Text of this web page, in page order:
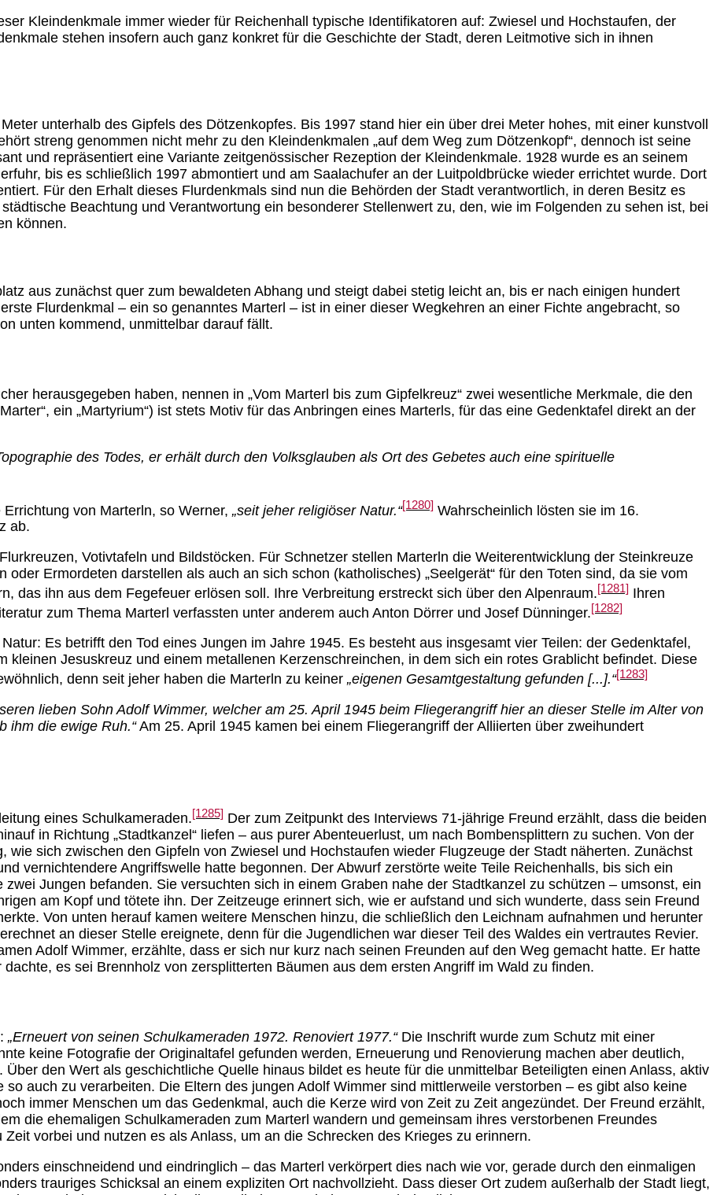
Kleindenkmale immer wieder für Reichenhall typische Identifikatoren auf: Zwiesel und Hochstaufen, der
stehen insofern auch ganz konkret für die Geschichte der Stadt, deren Leitmotive sich in ihnen
unterhalb des Gipfels des Dötzenkopfes. Bis 1997 stand hier ein über drei Meter hohes, mit einer kunstvoll
streng genommen nicht mehr zu den Kleindenkmalen „auf dem Weg zum Dötzenkopf“, dennoch ist seine
und repräsentiert eine Variante zeitgenössischer Rezeption der Kleindenkmale. 1928 wurde es an seinem
bis es schließlich 1997 abmontiert und am Saalachufer an der Luitpoldbrücke wieder errichtet wurde. Dort
Für den Erhalt dieses Flurdenkmals sind nun die Behörden der Stadt verantwortlich, in deren Besitz es
Beachtung und Verantwortung ein besonderer Stellenwert zu, den, wie im Folgenden zu sehen ist, bei
können.
aus zunächst quer zum bewaldeten Abhang und steigt dabei stetig leicht an, bis er nach einigen hundert
Flurdenkmal – ein so genanntes Marterl – ist in einer dieser Wegkehren an einer Fichte angebracht, so
unten kommend, unmittelbar darauf fällt.
herausgegeben haben, nennen in „Vom Marterl bis zum Gipfelkreuz“ zwei wesentliche Merkmale, die den
ein „Martyrium“) ist stets Motiv für das Anbringen eines Marterls, für das eine Gedenktafel direkt an der
des Todes, er erhält durch den Volksglauben als Ort des Gebetes auch eine spirituelle
von Marterln, so Werner, „seit jeher religiöser Natur.“[1280] Wahrscheinlich lösten sie im 16.
ab.
Votivtafeln und Bildstöcken. Für Schnetzer stellen Marterln die Weiterentwicklung der Steinkreuze
Ermordeten darstellen als auch an sich schon (katholisches) „Seelgerät“ für den Toten sind, da sie vom
das ihn aus dem Fegefeuer erlösen soll. Ihre Verbreitung erstreckt sich über den Alpenraum.[1281] Ihren
zum Thema Marterl verfassten unter anderem auch Anton Dörrer und Josef Dünninger.[1282]
Es betrifft den Tod eines Jungen im Jahre 1945. Es besteht aus insgesamt vier Teilen: der Gedenktafel,
kleinen Jesuskreuz und einem metallenen Kerzenschreinchen, in dem sich ein rotes Grablicht befindet. Diese
denn seit jeher haben die Marterln zu keiner „eigenen Gesamtgestaltung gefunden [...].“[1283]
lieben Sohn Adolf Wimmer, welcher am 25. April 1945 beim Fliegerangriff hier an dieser Stelle im Alter von
ihm die ewige Ruh.“Am 25. April 1945 kamen bei einem Fliegerangriff der Alliierten über zweihundert
eines Schulkameraden.[1285] Der zum Zeitpunkt des Interviews 71-jährige Freund erzählt, dass die beiden
in Richtung „Stadtkanzel“ liefen – aus purer Abenteuerlust, um nach Bombensplittern zu suchen. Von der
wie sich zwischen den Gipfeln von Zwiesel und Hochstaufen wieder Flugzeuge der Stadt näherten. Zunächst
vernichtendere Angriffswelle hatte begonnen. Der Abwurf zerstörte weite Teile Reichenhalls, bis sich ein
Jungen befanden. Sie versuchten sich in einem Graben nahe der Stadtkanzel zu schützen – umsonst, ein
am Kopf und tötete ihn. Der Zeitzeuge erinnert sich, wie er aufstand und sich wunderte, dass sein Freund
Von unten herauf kamen weitere Menschen hinzu, die schließlich den Leichnam aufnahmen und herunter
an dieser Stelle ereignete, denn für die Jugendlichen war dieser Teil des Waldes ein vertrautes Revier.
Adolf Wimmer, erzählte, dass er sich nur kurz nach seinen Freunden auf den Weg gemacht hatte. Er hatte
es sei Brennholz von zersplitterten Bäumen aus dem ersten Angriff im Wald zu finden.
„Erneuert von seinen Schulkameraden 1972. Renoviert 1977.“Die Inschrift wurde zum Schutz mit einer
keine Fotografie der Originaltafel gefunden werden, Erneuerung und Renovierung machen aber deutlich,
den Wert als geschichtliche Quelle hinaus bildet es heute für die unmittelbar Beteiligten einen Anlass, aktiv
auch zu verarbeiten. Die Eltern des jungen Adolf Wimmer sind mittlerweile verstorben – es gibt also keine
immer Menschen um das Gedenkmal, auch die Kerze wird von Zeit zu Zeit angezündet. Der Freund erzählt,
die ehemaligen Schulkameraden zum Marterl wandern und gemeinsam ihres verstorbenen Freundes
vorbei und nutzen es als Anlass, um an die Schrecken des Krieges zu erinnern.
einschneidend und eindringlich – das Marterl verkörpert dies nach wie vor, gerade durch den einmaligen
trauriges Schicksal an einem expliziten Ort nachvollzieht. Dass dieser Ort zudem außerhalb der Stadt liegt,